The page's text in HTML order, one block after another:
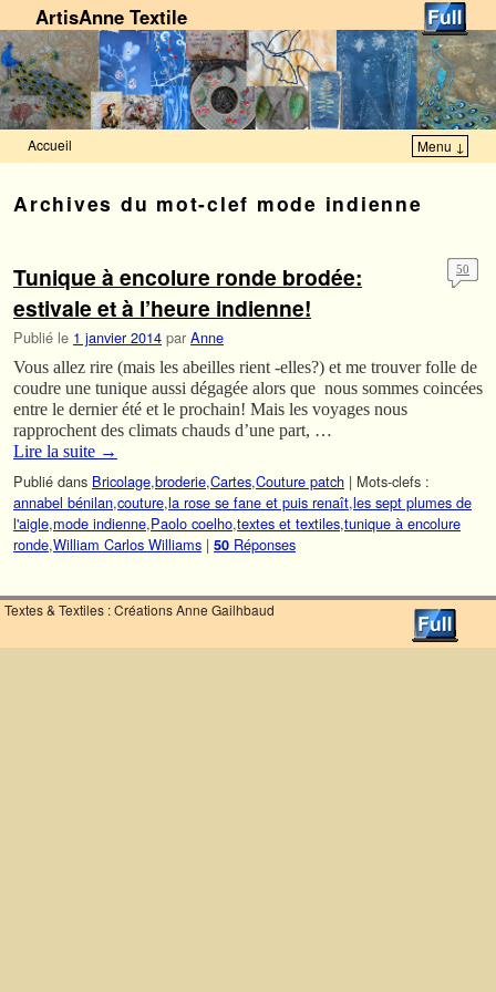
ArtisAnne Textile
Accueil Menu ↓
Archives du mot-clef mode indienne
Tunique à encolure ronde brodée:
estivale et à l’heure indienne!
Publié le 1 janvier 2014 par Anne
50
Vous allez rire (mais les abeilles rient -elles?) et me trouver folle de
coudre une tunique aussi dégagée alors que nous sommes coincées
entre le dernier été et le prochain! Mais les voyages nous
rapprochent des climats chauds d’une part, …
Lire la suite →
Publié dans Bricolage,broderie,Cartes,Couture patch | Mots-clefs :
annabel bénilan,couture,la rose se fane et puis renaît,les sept plumes de
l'aigle,mode indienne,Paolo coelho,textes et textiles,tunique à encolure
ronde,William Carlos Williams | 50 Réponses
Textes & Textiles : Créations Anne Gailhbaud